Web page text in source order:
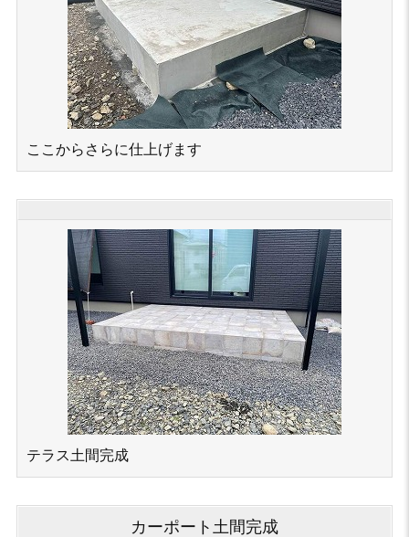
ここからさらに仕上げます
テラス土間完成
カーポート土間完成